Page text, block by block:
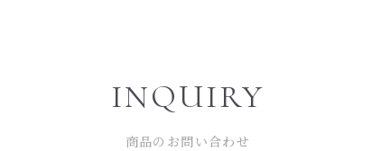
INQUIRY
商品のお問い合わせ